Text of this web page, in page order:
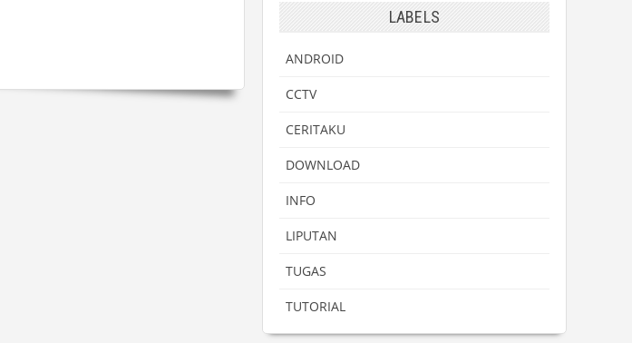
LABELS
ANDROID
CCTV
CERITAKU
DOWNLOAD
INFO
LIPUTAN
TUGAS
TUTORIAL